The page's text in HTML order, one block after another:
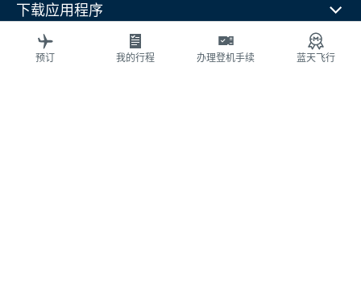
下载应用程序
相关网站
旅行指南
预订 我的行程 办理登机手续 蓝天飞行